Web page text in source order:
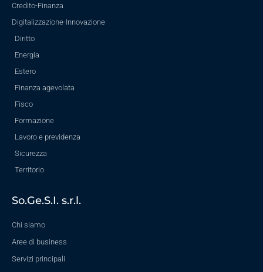
Credito-Finanza
Digitalizzazione-Innovazione
Diritto
Energia
Estero
Finanza agevolata
Fisco
Formazione
Lavoro e previdenza
Sicurezza
Territorio
So.Ge.S.I. s.r.l.
Chi siamo
Aree di business
Servizi principali